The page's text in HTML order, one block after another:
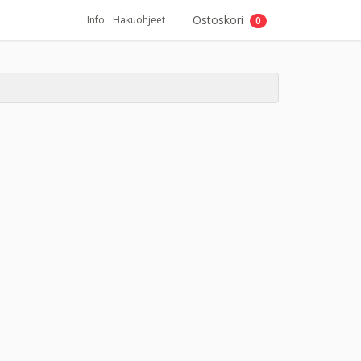
Info Hakuohjeet Ostoskori 0